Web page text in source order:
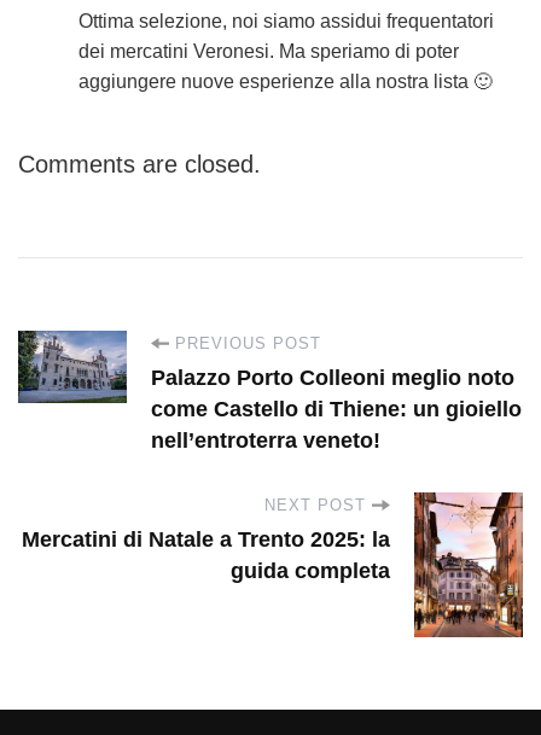
Ottima selezione, noi siamo assidui frequentatori
dei mercatini Veronesi. Ma speriamo di poter
aggiungere nuove esperienze alla nostra lista 🙂
Comments are closed.
P
o
t
PREVIOUS POST
Palazzo Porto Colleoni meglio noto
come Castello di Thiene: un gioiello
nell’entroterra veneto!
NEXT POST
Mercatini di Natale a Trento 2025: la
guida completa